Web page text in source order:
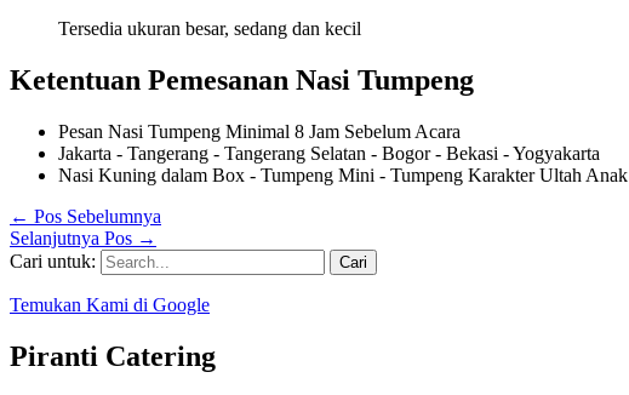
Tersedia ukuran besar, sedang dan kecil
Ketentuan Pemesanan Nasi Tumpeng
Pesan Nasi Tumpeng Minimal 8 Jam Sebelum Acara
Jakarta - Tangerang - Tangerang Selatan - Bogor - Bekasi - Yogyakarta
Nasi Kuning dalam Box - Tumpeng Mini - Tumpeng Karakter Ultah Anak
← Pos Sebelumnya
Selanjutnya Pos →
Cari untuk:
Temukan Kami di Google
Piranti Catering